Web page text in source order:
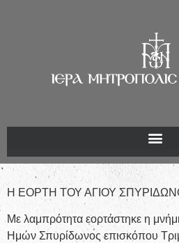
Η ΕΟΡΤΗ ΤΟΥ ΑΓΙΟΥ
Με λαμπρότητα εορτάστηκε η
Ημών Σπυρίδωνος επισκόπου